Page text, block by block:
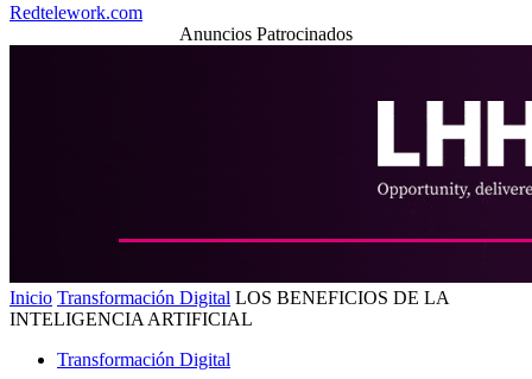
Redtelework.com
Anuncios Patrocinados
Inicio Transformación Digital LOS BENEFICIOS DE LA
INTELIGENCIA ARTIFICIAL
Transformación Digital